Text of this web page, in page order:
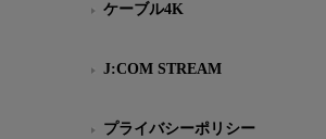
ケーブル4K
J:COM STREAM
プライバシーポリシー